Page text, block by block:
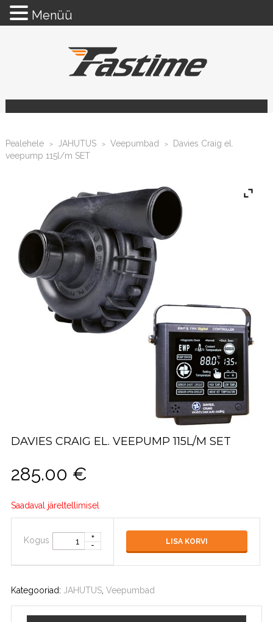
Pealehele > JAHUTUS > Veepumbad >
Davies Craig el.
veepump 115l/m SET
DAVIES CRAIG EL. VEEPUMP 115L/M SET
285.00 €
Saadaval järeltellimisel
Kogus LISA KORVI
Kategooriad: JAHUTUS Veepumbad
Menüü